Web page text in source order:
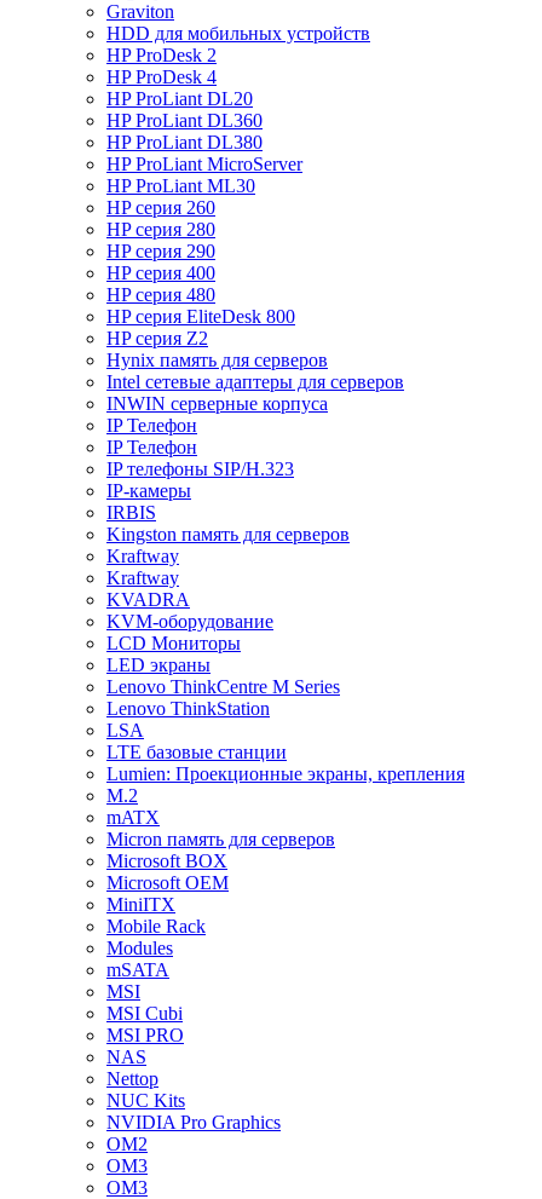
Graviton
HDD для мобильных устройств
HP ProDesk 2
HP ProDesk 4
HP ProLiant DL20
HP ProLiant DL360
HP ProLiant DL380
HP ProLiant MicroServer
HP ProLiant ML30
HP серия 260
HP серия 280
HP серия 290
HP серия 400
HP серия 480
HP серия EliteDesk 800
HP серия Z2
Hynix память для серверов
Intel сетевые адаптеры для серверов
INWIN серверные корпуса
IP Телефон
IP Телефон
IP телефоны SIP/H.323
IP-камеры
IRBIS
Kingston память для серверов
Kraftway
Kraftway
KVADRA
KVM-оборудование
LCD Мониторы
LED экраны
Lenovo ThinkCentre M Series
Lenovo ThinkStation
LSA
LTE базовые станции
Lumien: Проекционные экраны, крепления
M.2
mATX
Micron память для серверов
Microsoft BOX
Microsoft OEM
MiniITX
Mobile Rack
Modules
mSATA
MSI
MSI Cubi
MSI PRO
NAS
Nettop
NUC Kits
NVIDIA Pro Graphics
OM2
OM3
OM3